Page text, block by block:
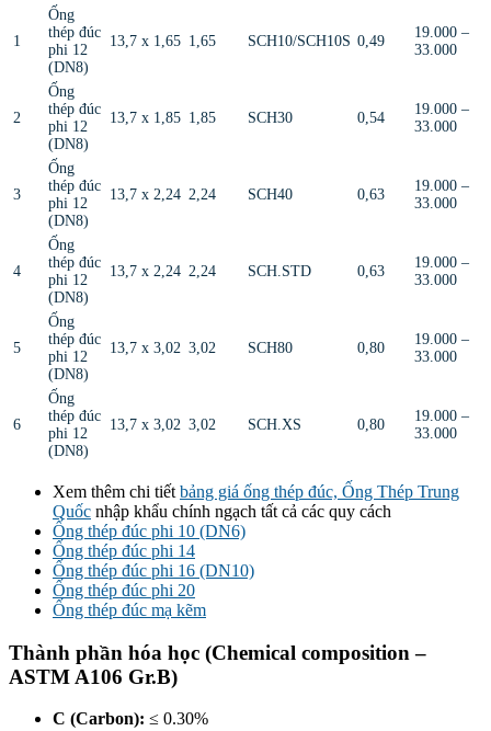
1
Ống
thép đúc
phi 12
(DN8)
13,7 x 1,65 1,65 SCH10/SCH10S 0,49
19.000 –
33.000
2
Ống
thép đúc
phi 12
(DN8)
13,7 x 1,85 1,85 SCH30 0,54
19.000 –
33.000
3
Ống
thép đúc
phi 12
(DN8)
13,7 x 2,24 2,24 SCH40 0,63
19.000 –
33.000
4
Ống
thép đúc
phi 12
(DN8)
13,7 x 2,24 2,24 SCH.STD 0,63
19.000 –
33.000
5
Ống
thép đúc
phi 12
(DN8)
13,7 x 3,02 3,02 SCH80 0,80
19.000 –
33.000
6
Ống
thép đúc
phi 12
(DN8)
13,7 x 3,02 3,02 SCH.XS 0,80
19.000 –
33.000
Xem thêm chi tiết bảng giá ống thép đúc, Ống Thép Trung
Quốc nhập khẩu chính ngạch tất cả các quy cách
Ống thép đúc phi 10 (DN6)
Ống thép đúc phi 14
Ống thép đúc phi 16 (DN10)
Ống thép đúc phi 20
Ống thép đúc mạ kẽm
Thành phần hóa học (Chemical composition –
ASTM A106 Gr.B)
C (Carbon): ≤ 0.30%